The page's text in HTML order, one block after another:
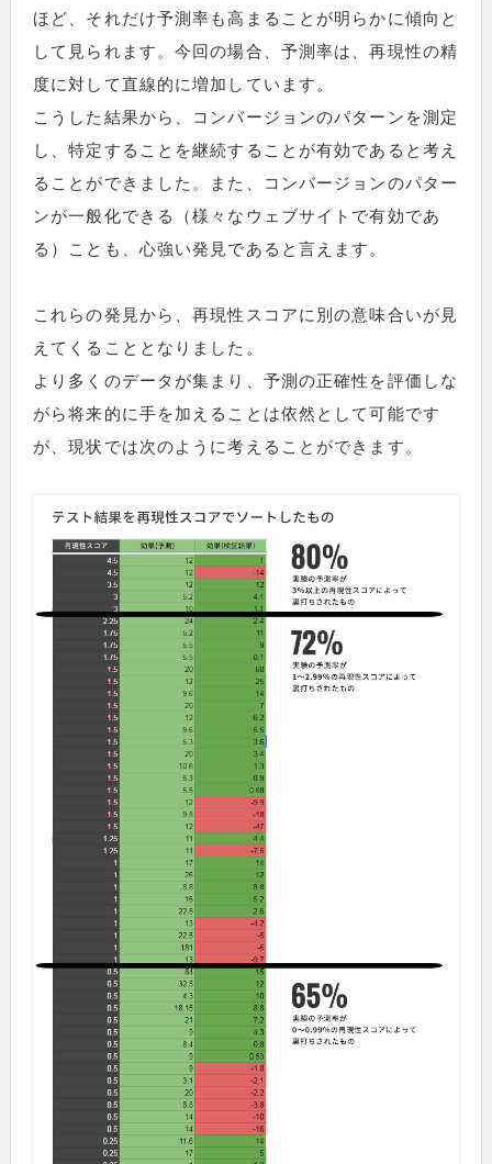
ほど、それだけ予測率も高まることが明らかに傾向と
して見られます。今回の場合、予測率は、再現性の精
度に対して直線的に増加しています。
こうした結果から、コンバージョンのパターンを測定
し、特定することを継続することが有効であると考え
ることができました。また、コンバージョンのパター
ンが一般化できる（様々なウェブサイトで有効であ
る）ことも、心強い発見であると言えます。
これらの発見から、再現性スコアに別の意味合いが見
えてくることとなりました。
より多くのデータが集まり、予測の正確性を評価しな
がら将来的に手を加えることは依然として可能です
が、現状では次のように考えることができます。